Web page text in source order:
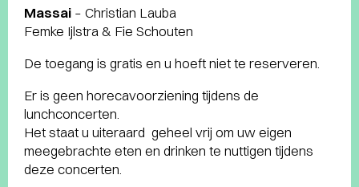
Massai – Christian Lauba
Femke Ijlstra & Fie Schouten
De toegang is gratis en u hoeft niet te reserveren.
Er is geen horecavoorziening tijdens de
lunchconcerten.
Het staat u uiteraard geheel vrij om uw eigen
meegebrachte eten en drinken te nuttigen tijdens
deze concerten.